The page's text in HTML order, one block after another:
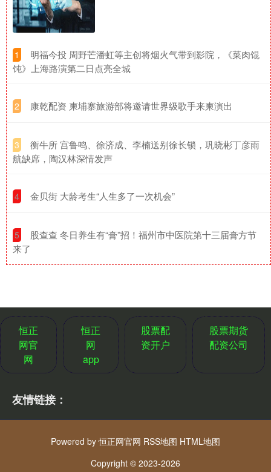
1
​明福今投 周野芒潘虹等主创将烟火气带到影院，《菜肉馄
饨》上海路演第二日点亮全城
2 ​康乾配资 柬埔寨旅游部将邀请世界级歌手来柬演出
3
​衡牛所 宫鲁鸣、徐济成、李楠送别徐长锁，巩晓彬丁彦雨
航缺席，陶汉林深情发声
4 ​金贝街 大龄考生“人生多了一次机会”
5
​股查查 冬日养生有“膏”招！福州市中医院第十三届膏方节
来了
恒正
网官
网
恒正
网
app
股票配
资开户
股票期货
配资公司
友情链接：
Powered by恒正网官网 RSS地图 HTML地图
Copyright © 2023-2026